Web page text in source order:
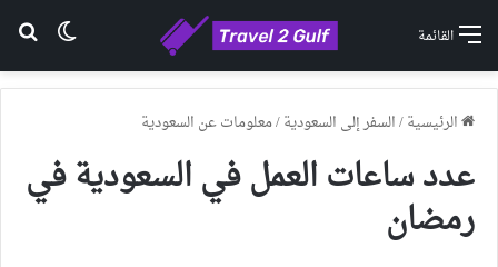
القائمة
الرئيسية/السفر إلى السعودية/معلومات عن السعودية
عدد ساعات العمل في السعودية في
رمضان